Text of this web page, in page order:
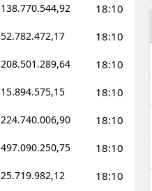
138.770.544,92 18:10
52.782.472,17 18:10
208.501.289,64 18:10
15.894.575,15 18:10
224.740.006,90 18:10
497.090.250,75 18:10
25.719.982,12 18:10